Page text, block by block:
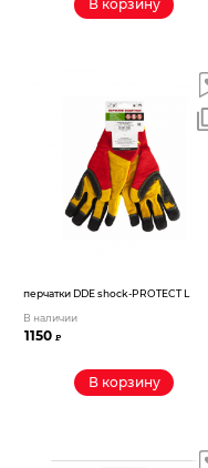
В корзину
перчатки DDE shock-PROTECT L
В наличии
1150₽
В корзину